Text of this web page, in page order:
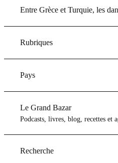
Entre Grèce et Turquie, les
Rubriques
Pays
Le Grand Bazar
Podcasts, livres, blog, recettes et
Recherche